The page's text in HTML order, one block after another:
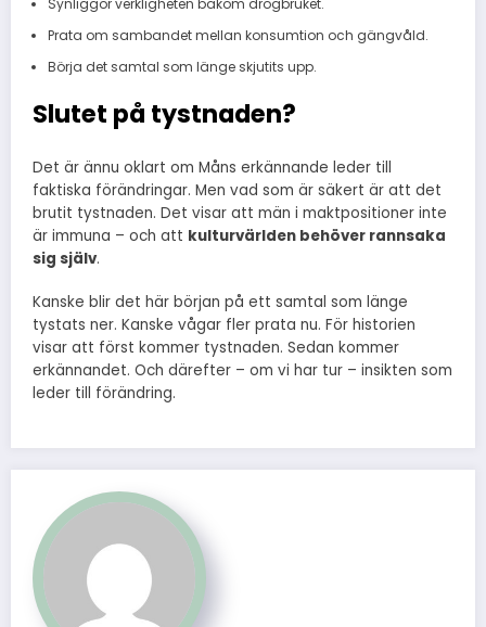
Prata om sambandet mellan konsumtion och gängvåld.
Börja det samtal som länge skjutits upp.
Slutet på tystnaden?
Det är ännu oklart om Måns erkännande leder till
faktiska förändringar. Men vad som är säkert är att det
brutit tystnaden. Det visar att män i maktpositioner inte
är immuna – och att kulturvärlden behöver rannsaka
sig själv.
Kanske blir det här början på ett samtal som länge
tystats ner. Kanske vågar fler prata nu. För historien
visar att först kommer tystnaden. Sedan kommer
erkännandet. Och därefter – om vi har tur – insikten som
leder till förändring.